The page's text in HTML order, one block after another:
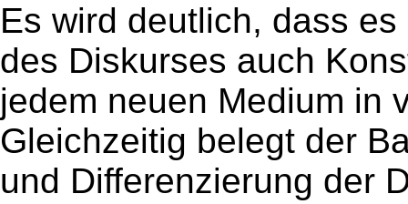
Es wird deutlich, dass
des Diskurses auch
jedem neuen Medium in
Gleichzeitig belegt der
und Differenzierung der